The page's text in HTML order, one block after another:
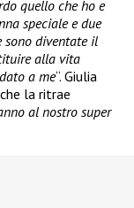
quello che ho e
speciale e due
sono diventate il
alla vita
a me“. Giulia
la ritrae
al nostro super